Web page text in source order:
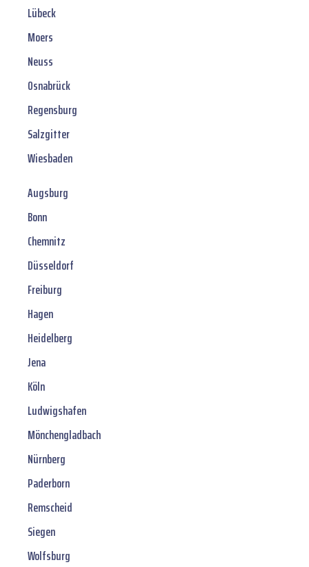
Lübeck
Moers
Neuss
Osnabrück
Regensburg
Salzgitter
Wiesbaden
Augsburg
Bonn
Chemnitz
Düsseldorf
Freiburg
Hagen
Heidelberg
Jena
Köln
Ludwigshafen
Mönchengladbach
Nürnberg
Paderborn
Remscheid
Siegen
Wolfsburg